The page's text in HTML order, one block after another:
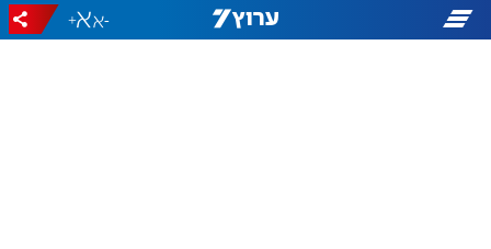
-
+